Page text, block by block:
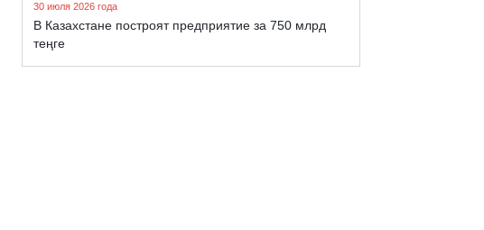
30 июля 2026 года
В Казахстане построят предприятие за 750 млрд
теңге